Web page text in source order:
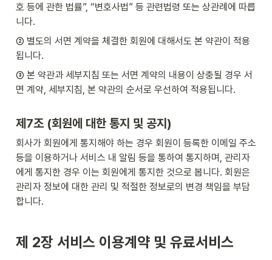
호 등에 관한 법률”, “변호사법” 등 관련법령 또는 상관례에 따릅
니다.
② 별도의 서면 계약을 체결한 회원에 대해서도 본 약관이 적용
됩니다.
③ 본 약관과 세부지침 또는 서면 계약의 내용이 상충될 경우 서
면 계약, 세부지침, 본 약관의 순서로 우선하여 적용됩니다.
제7조 (회원에 대한 통지 및 공지)
회사가 회원에게 통지해야 하는 경우 회원이 등록한 이메일 주소
등을 이용하거나 서비스 내 알림 등을 통하여 통지하며, 관리자
에게 통지한 경우 이는 회원에게 통지한 것으로 봅니다. 회원은
관리자 정보에 대한 관리 및 적절한 정보로의 변경 책임을 부담
합니다.
제 2장 서비스 이용계약 및 유료서비스